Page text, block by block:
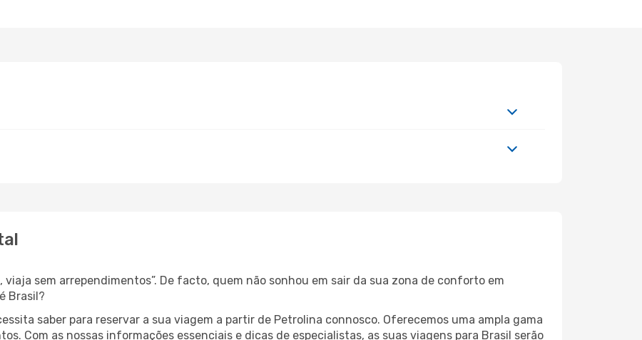
viaja sem arrependimentos”. De facto, quem não sonhou em sair da sua zona de conforto em
Brasil?
saber para reservar a sua viagem a partir de Petrolina connosco. Oferecemos uma ampla gama
Com as nossas informações essenciais e dicas de especialistas, as suas viagens para Brasil serão